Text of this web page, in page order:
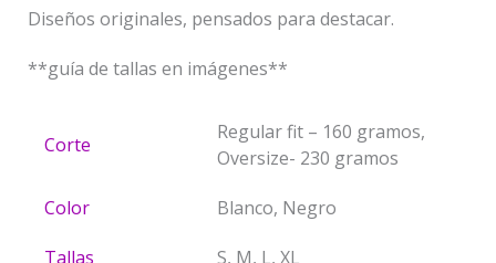
Diseños originales, pensados para destacar.
**guía de tallas en imágenes**
Corte
Regular fit – 160 gramos,
Oversize- 230 gramos
Color Blanco, Negro
Tallas S, M, L, XL